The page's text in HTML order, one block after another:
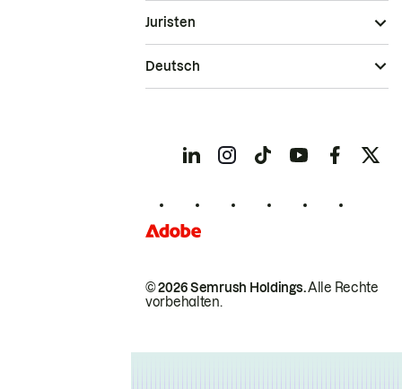
© 2026 Semrush Holdings.Alle Rechte
vorbehalten.
Juristen
Deutsch